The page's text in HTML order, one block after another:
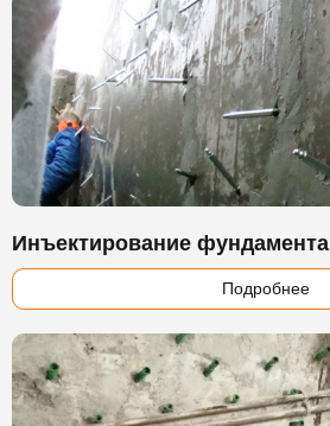
Инъектирование фундамента
Подробнее